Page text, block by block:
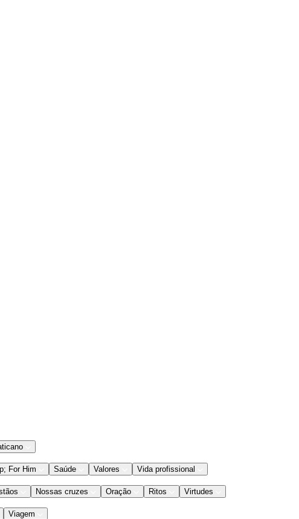
For Him Saúde Valores Vida profissional
Nossas cruzes Oração Ritos Virtudes
Viagem